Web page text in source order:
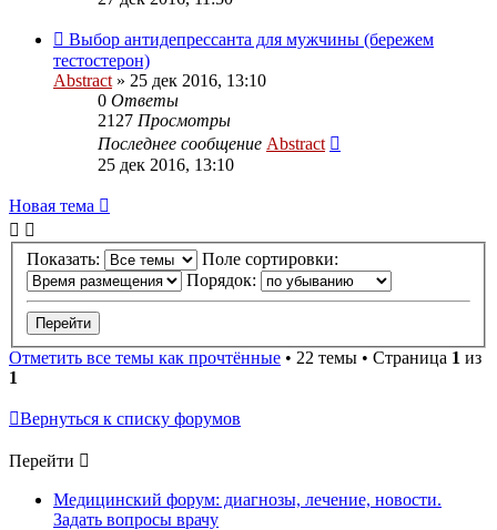
Выбор антидепрессанта для мужчины (бережем
тестостерон)
Abstract » 25 дек 2016, 13:10
0 Ответы
2127 Просмотры
Последнее сообщение Abstract
25 дек 2016, 13:10
Новая тема
Показать:
Поле сортировки:
Порядок:
Отметить все темы как прочтённые • 22 темы • Страница 1 из
1
Вернуться к списку форумов
Перейти
Медицинский форум: диагнозы, лечение, новости.
Задать вопросы врачу